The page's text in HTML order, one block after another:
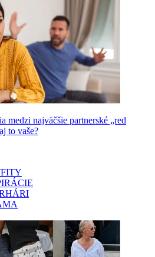
medzi najväčšie partnerské „red
to vaše?